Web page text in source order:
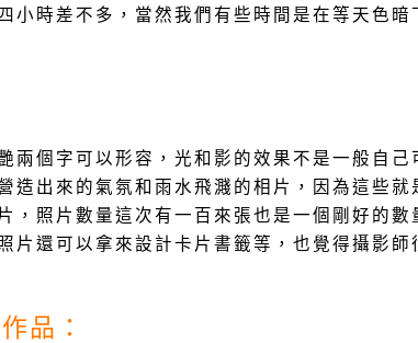
小時差不多，當然我們有些時間是在等天色
兩個字可以形容，光和影的效果不是一般自
造出來的氣氛和雨水飛濺的相片，因為這些
，照片數量這次有一百來張也是一個剛好的
片還可以拿來設計卡片書籤等，也覺得攝影師
品：